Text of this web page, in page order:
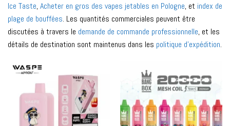
Ice Taste, Acheter en gros des vapes jetables en Pologne, et index de
plage de bouffées. Les quantités commerciales peuvent être
discutées à travers le demande de commande professionnelle, et les
détails de destination sont maintenus dans les politique d'expédition.